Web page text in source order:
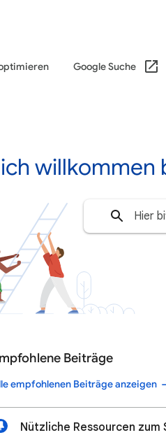
Google Suche
willkommen
Beiträge
empfohlenen Beiträge anzeigen
Nützliche Ressourcen